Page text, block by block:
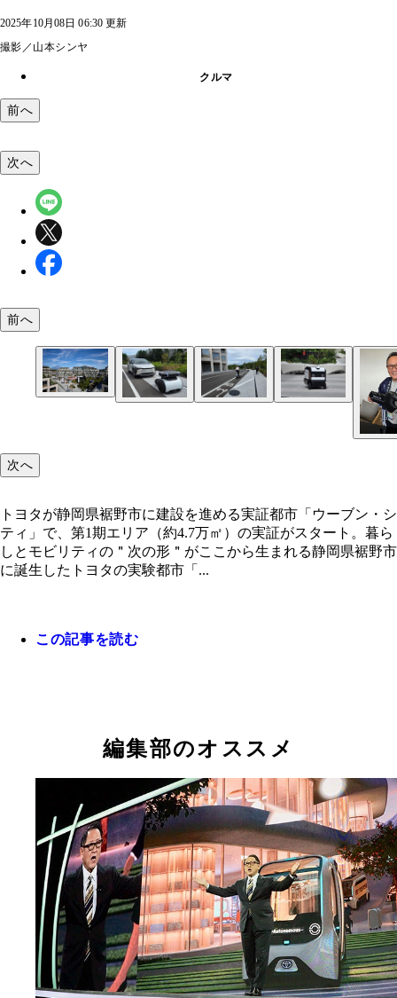
2025年10月08日 06:30 更新
撮影／山本シンヤ
クルマ
前へ
トヨタが静岡県裾野市に建設を進める実証都市「
ン・シティ」で、第1期エリア（約4.7万㎡）の実
まった
ウーブン・シティの現地で、トヨタの豊田章男会
次へ
前へ
次へ
トヨタが静岡県裾野市に建設を進める実証都市「ウーブン・シ
ティ」で、第1期エリア（約4.7万㎡）の実証がスタート。暮ら
しとモビリティの＂次の形＂がここから生まれる静岡県裾野市
に誕生したトヨタの実験都市「...
この記事を読む
編集部のオススメ